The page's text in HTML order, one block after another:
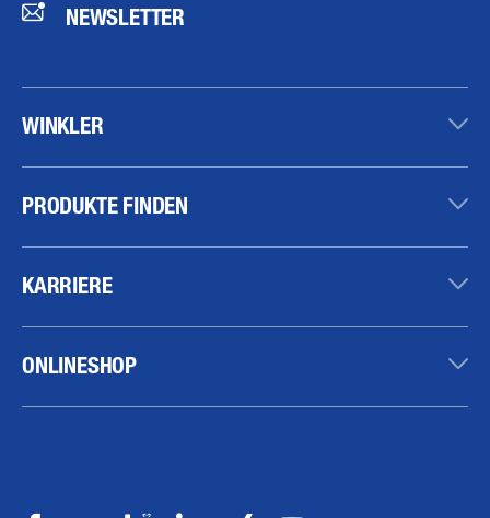
NEWSLETTER
WINKLER
PRODUKTE FINDEN
KARRIERE
ONLINESHOP